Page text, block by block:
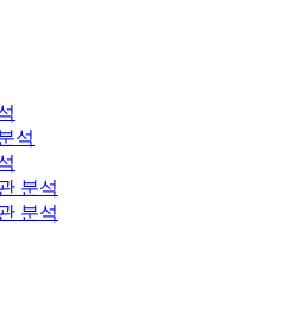
석
분석
분석